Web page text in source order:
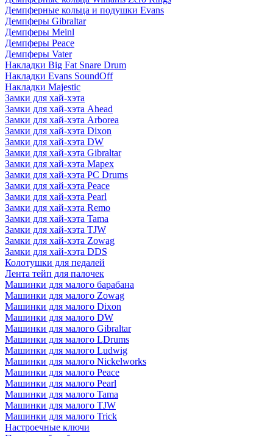
Демпферные кольца и подушки Evans
Демпферы Gibraltar
Демпферы Meinl
Демпферы Peace
Демпферы Vater
Накладки Big Fat Snare Drum
Накладки Evans SoundOff
Накладки Majestic
Замки для хай-хэта
Замки для хай-хэта Ahead
Замки для хай-хэта Arborea
Замки для хай-хэта Dixon
Замки для хай-хэта DW
Замки для хай-хэта Gibraltar
Замки для хай-хэта Mapex
Замки для хай-хэта PC Drums
Замки для хай-хэта Peace
Замки для хай-хэта Pearl
Замки для хай-хэта Remo
Замки для хай-хэта Tama
Замки для хай-хэта TJW
Замки для хай-хэта Zowag
Замки для хай-хэта DDS
Колотушки для педалей
Лента тейп для палочек
Машинки для малого барабана
Машинки для малого Zowag
Машинки для малого Dixon
Машинки для малого DW
Машинки для малого Gibraltar
Машинки для малого LDrums
Машинки для малого Ludwig
Машинки для малого Nickelworks
Машинки для малого Peace
Машинки для малого Pearl
Машинки для малого Tama
Машинки для малого TJW
Машинки для малого Trick
Настроечные ключи